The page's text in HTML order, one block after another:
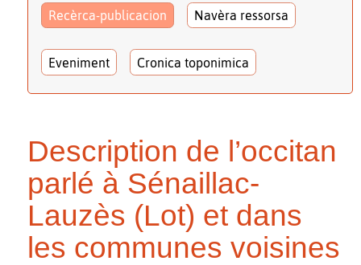
Recèrca-publicacion Navèra ressorsa
Eveniment Cronica toponimica
Description de l’occitan
parlé à Sénaillac-
Lauzès (Lot) et dans
les communes voisines